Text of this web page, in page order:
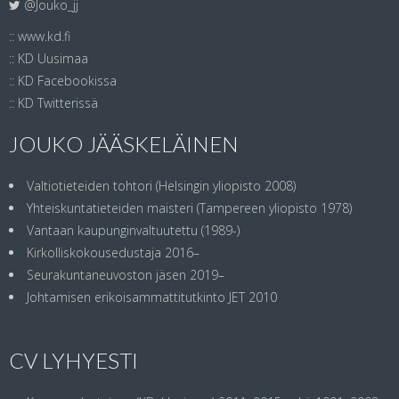
@Jouko_jj
:: www.kd.fi
:: KD Uusimaa
:: KD Facebookissa
:: KD Twitterissä
JOUKO JÄÄSKELÄINEN
Valtiotieteiden tohtori (Helsingin yliopisto 2008)
Yhteiskuntatieteiden maisteri (Tampereen yliopisto 1978)
Vantaan kaupunginvaltuutettu (1989-)
Kirkolliskokousedustaja 2016–
Seurakuntaneuvoston jäsen 2019–
Johtamisen erikoisammattitutkinto JET 2010
CV LYHYESTI